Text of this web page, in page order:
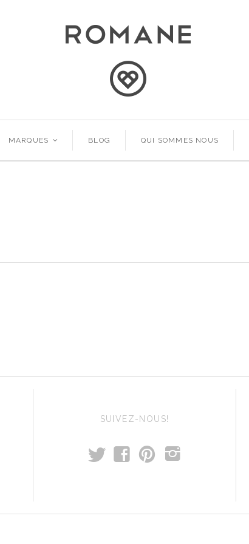
MARQUES < BLOG QUI SOMMES NOUS
SUIVEZ-NOUS!
t f p i